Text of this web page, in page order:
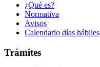
¿Qué es?
Normativa
Avisos
Calendario días hábiles
Trámites